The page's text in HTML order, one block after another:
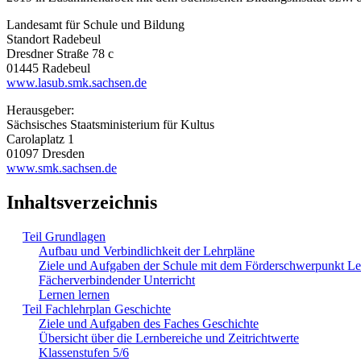
Landesamt für Schule und Bildung
Standort Radebeul
Dresdner Straße 78 c
01445 Radebeul
www.lasub.smk.sachsen.de
Herausgeber:
Sächsisches Staatsministerium für Kultus
Carolaplatz 1
01097 Dresden
www.smk.sachsen.de
Inhaltsverzeichnis
Teil Grundlagen
Aufbau und Verbindlichkeit der Lehrpläne
Ziele und Aufgaben der Schule mit dem Förderschwerpunkt
Fächerverbindender Unterricht
Lernen lernen
Teil Fachlehrplan Geschichte
Ziele und Aufgaben des Faches Geschichte
Übersicht über die Lernbereiche und Zeitrichtwerte
Klassenstufen 5/6